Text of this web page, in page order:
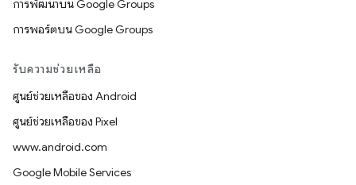
การพัฒนาบน Google Groups
การพอร์ตบน Google Groups
รับความช่วยเหลือ
ศูนย์ช่วยเหลือของ Android
ศูนย์ช่วยเหลือของ Pixel
www.android.com
Google Mobile Services